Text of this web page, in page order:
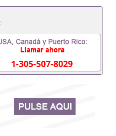
/国企假的毕业证会查吗
吗, 挂科拿不到毕业证怎
您是否因为中途辍学、挂
是否因没正常毕业而导致
找工作没有文凭怎么办,
文凭可靠吗551190476哪
以打工作吗551190476怎
洲毕业证551190476留学
办假大学毕业
551190476国外毕业证外
QQ微信551190476国外
1-305-507-8029